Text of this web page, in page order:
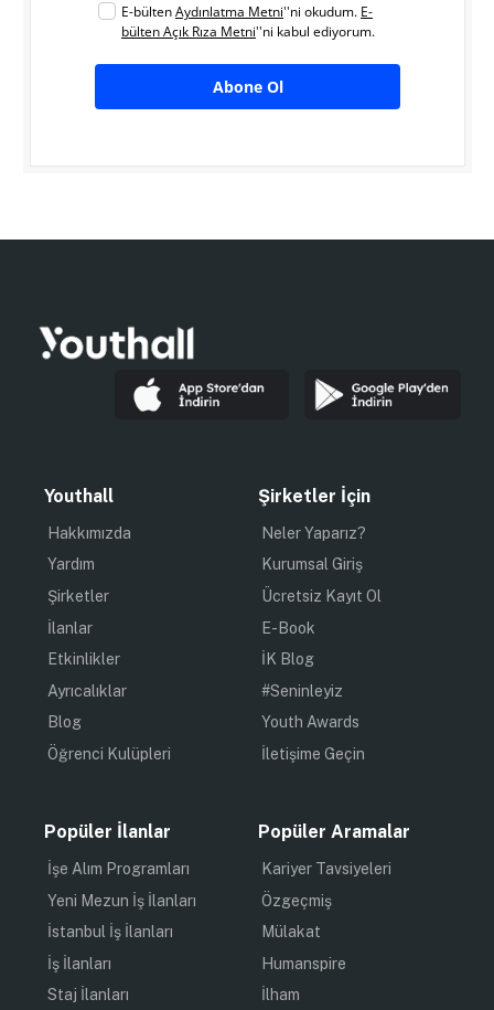
E-bültenAydınlatma Metni''ni okudum. E-
bülten Açık Rıza Metni''ni kabul ediyorum.
Abone Ol
Youthall
Hakkımızda
Yardım
Şirketler
İlanlar
Etkinlikler
Ayrıcalıklar
Blog
Öğrenci Kulüpleri
Şirketler İçin
Neler Yaparız?
Kurumsal Giriş
Ücretsiz Kayıt Ol
E-Book
İK Blog
#Seninleyiz
Youth Awards
İletişime Geçin
Popüler İlanlar
İşe Alım Programları
Yeni Mezun İş İlanları
İstanbul İş İlanları
İş İlanları
Staj İlanları
Popüler Aramalar
Kariyer Tavsiyeleri
Özgeçmiş
Mülakat
Humanspire
İlham